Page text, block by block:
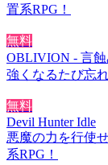
置系RPG！
無料
OBLIVION - 言
強くなるたび忘
無料
Devil Hunter Idle
悪魔の力を行使
系RPG！